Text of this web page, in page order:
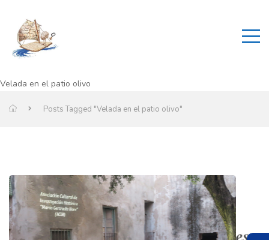
Velada en el patio olivo
Posts Tagged "Velada en el patio olivo"